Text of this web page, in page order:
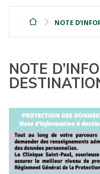
NOTE
NOTE